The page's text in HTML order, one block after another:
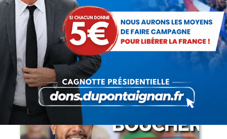
Lorsque tout flambe et que l’État
s’affaisse.